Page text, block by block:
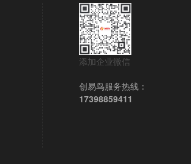
添加企业微信
创易鸟服务热线：
17398859411